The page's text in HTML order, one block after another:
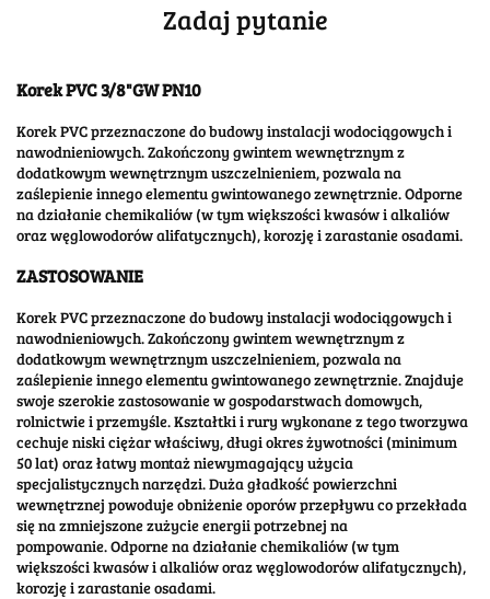
Zadaj pytanie
Korek PVC 3/8"GW PN10
Korek PVC przeznaczone do budowy instalacji wodociągowych i
nawodnieniowych. Zakończony gwintem wewnętrznym z
dodatkowym wewnętrznym uszczelnieniem, pozwala na
zaślepienie innego elementu gwintowanego zewnętrznie. Odporne
na działanie chemikaliów (w tym większości kwasów i alkaliów
oraz węglowodorów alifatycznych), korozję i zarastanie osadami.
ZASTOSOWANIE
Korek PVC przeznaczone do budowy instalacji wodociągowych i
nawodnieniowych. Zakończony gwintem wewnętrznym z
dodatkowym wewnętrznym uszczelnieniem, pozwala na
zaślepienie innego elementu gwintowanego zewnętrznie. Znajduje
swoje szerokie zastosowanie w gospodarstwach domowych,
rolnictwie i przemyśle. Kształtki i rury wykonane z tego tworzywa
cechuje niski ciężar właściwy, długi okres żywotności (minimum
50 lat) oraz łatwy montaż niewymagający użycia
specjalistycznych narzędzi. Duża gładkość powierzchni
wewnętrznej powoduje obniżenie oporów przepływu co przekłada
się na zmniejszone zużycie energii potrzebnej na
pompowanie. Odporne na działanie chemikaliów (w tym
większości kwasów i alkaliów oraz węglowodorów alifatycznych),
korozję i zarastanie osadami.